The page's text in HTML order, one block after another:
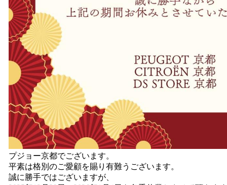
プジョー京都でございます。
平素は格別のご愛顧を賜り有難うございます。
誠に勝手ではございますが、